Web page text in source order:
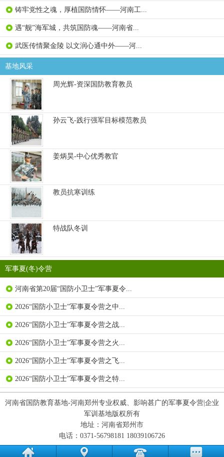
铸牢党性之魂，厚植国防情怀——河南工...
遇“舰”海军城，共筑国防魂——河南省...
武医传情聚金陵 以文润心通中外——河...
基地风采
周光辉-资深国防教育教员
孙云飞-践行强军目标模范教员
姜炳昊-中心优秀教官
教员抗寒训练
特战队冬训
军事夏(冬)令营
河南省第20届“国防小卫士”军事夏令...
2026“国防小卫士”军事夏令营之中...
2026“国防小卫士”军事夏令营之战...
2026“国防小卫士”军事夏令营之火...
2026“国防小卫士”军事夏令营之飞...
2026“国防小卫士”军事夏令营之特...
河南省国防教育基地-河南郑州专业权威、影响甚广的军事夏令营|企业
军训基地版权所有
地址：河南省郑州市
电话：0371-56798181 18039106726